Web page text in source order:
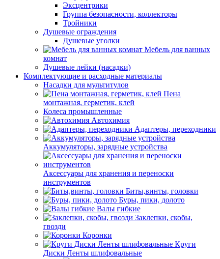
Эксцентрики
Группа безопасности, коллекторы
Тройники
Душевые ограждения
Душевые уголки
Мебель для ванных
комнат
Душевые лейки (насадки)
Комплектующие и расходные материалы
Насадки для мультитулов
Пена
монтажная, герметик, клей
Колеса промышленные
Автохимия
Адаптеры, переходники
Аккумуляторы, зарядные устройства
Аксессуары для хранения и переноски
инструментов
Биты,винты, головки
Буры, пики, долото
Валы гибкие
Заклепки, скобы,
гвозди
Коронки
Круги
Диски Ленты шлифовальные